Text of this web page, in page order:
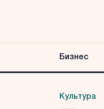
Бизнес
Культура